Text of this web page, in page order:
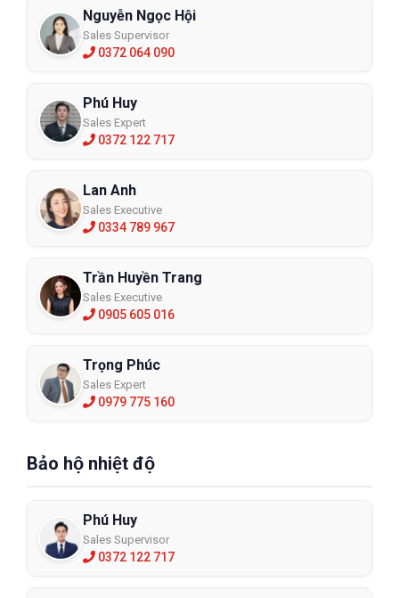
Nguyễn Ngọc Hội
Sales Supervisor
0372 064 090
Phú Huy
Sales Expert
0372 122 717
Lan Anh
Sales Executive
0334 789 967
Trần Huyền Trang
Sales Executive
0905 605 016
Trọng Phúc
Sales Expert
0979 775 160
Bảo hộ nhiệt độ
Phú Huy
Sales Supervisor
0372 122 717